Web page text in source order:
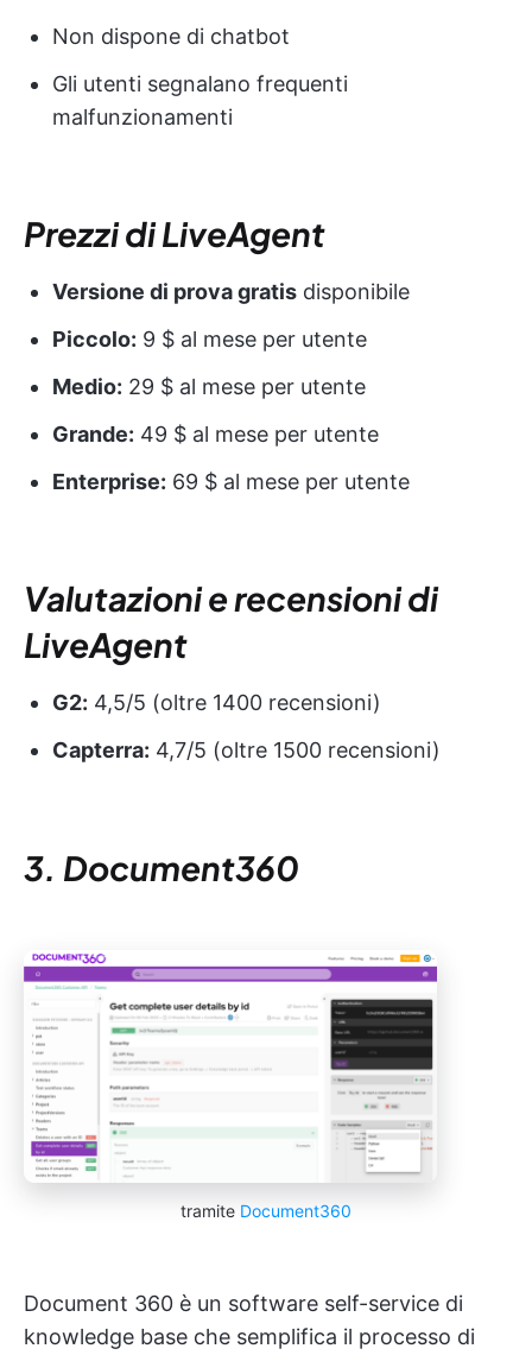
Non dispone di chatbot
Gli utenti segnalano frequenti
malfunzionamenti
Prezzi di LiveAgent
Versione di prova gratis disponibile
Piccolo: 9 $ al mese per utente
Medio: 29 $ al mese per utente
Grande: 49 $ al mese per utente
Enterprise: 69 $ al mese per utente
Valutazioni e recensioni di
LiveAgent
G2: 4,5/5 (oltre 1400 recensioni)
Capterra: 4,7/5 (oltre 1500 recensioni)
3. Document360
tramite Document360
Document 360 è un software self-service di
knowledge base che semplifica il processo di